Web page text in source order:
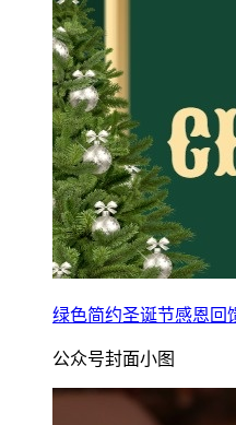
绿色简约圣诞节感恩回
公众号封面小图